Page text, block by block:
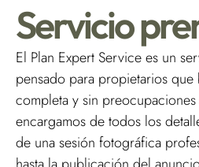
Servicio
El Plan Expert Service es un
pensado para propietarios que
completa y sin
encargamos de todos los
de una sesión fotográfica